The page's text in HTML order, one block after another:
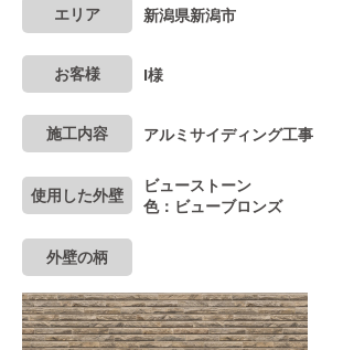
エリア 新潟県新潟市
お客様 I様
施工内容 アルミサイディング工事
使用した外壁
ビューストーン
色：ビューブロンズ
外壁の柄